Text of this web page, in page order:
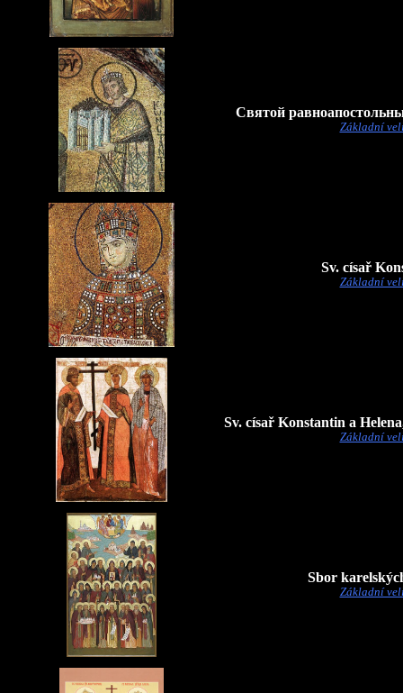
Святой
Základní
Sv. císař
Základní
Sv. císař Konstantin a
Základní
Sbor
Základní